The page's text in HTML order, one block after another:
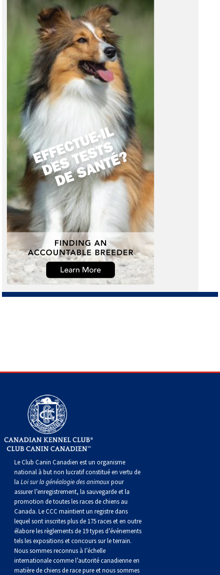
Le Club Canin Canadien est un organisme
national à but non lucratif constitué en vertu de
la Loi sur la généalogie des animauxpour
assurer l’enregistrement, la sauvegarde et la
promotion de toutes les races de chiens au
Canada. Le CCC maintient un registre dans
lequel sont inscrites plus de 175 races et en outre
élabore les règlements de 19 types d’événements
tels les expositions et concours sur le terrain.
Nous sommes reconnus à l’échelle
internationale comme l’autorité canadienne en
matière de chiens de race pure et nous sommes